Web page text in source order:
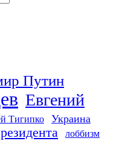
Путин
Евгений
Тигипко Украина
лоббизм